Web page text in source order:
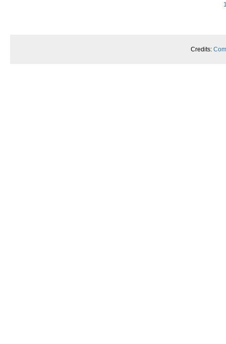
Credits: